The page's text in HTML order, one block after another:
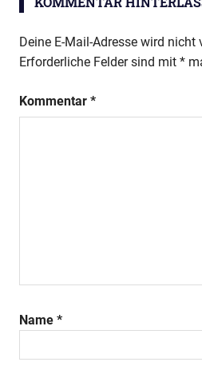
Deine E-Mail-Adresse wird
Erforderliche Felder sind mit *
Kommentar *
Name *